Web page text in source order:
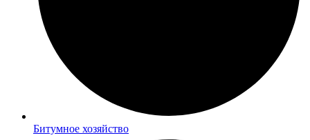
Битумное хозяйство